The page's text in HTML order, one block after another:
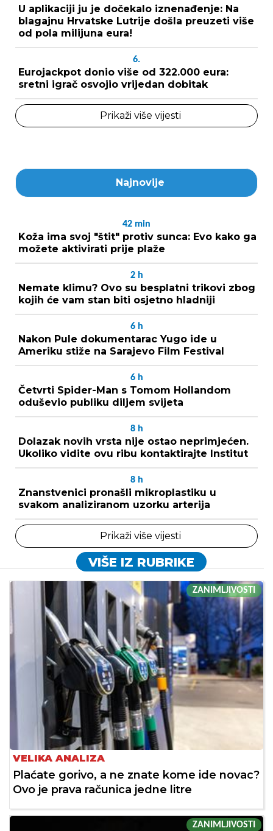
U aplikaciji ju je dočekalo iznenađenje: Na
blagajnu Hrvatske Lutrije došla preuzeti više
od pola milijuna eura!
6.
Eurojackpot donio više od 322.000 eura:
sretni igrač osvojio vrijedan dobitak
Prikaži više vijesti
Najnovije
42 min
Koža ima svoj "štit" protiv sunca: Evo kako ga
možete aktivirati prije plaže
2 h
Nemate klimu? Ovo su besplatni trikovi zbog
kojih će vam stan biti osjetno hladniji
6 h
Nakon Pule dokumentarac Yugo ide u
Ameriku stiže na Sarajevo Film Festival
6 h
Četvrti Spider-Man s Tomom Hollandom
oduševio publiku diljem svijeta
8 h
Dolazak novih vrsta nije ostao neprimjećen.
Ukoliko vidite ovu ribu kontaktirajte Institut
8 h
Znanstvenici pronašli mikroplastiku u
svakom analiziranom uzorku arterija
Prikaži više vijesti
VIŠE IZ RUBRIKE
ZANIMLJIVOSTI
VELIKA ANALIZA
Plaćate gorivo, a ne znate kome ide novac?
Ovo je prava računica jedne litre
ZANIMLJIVOSTI